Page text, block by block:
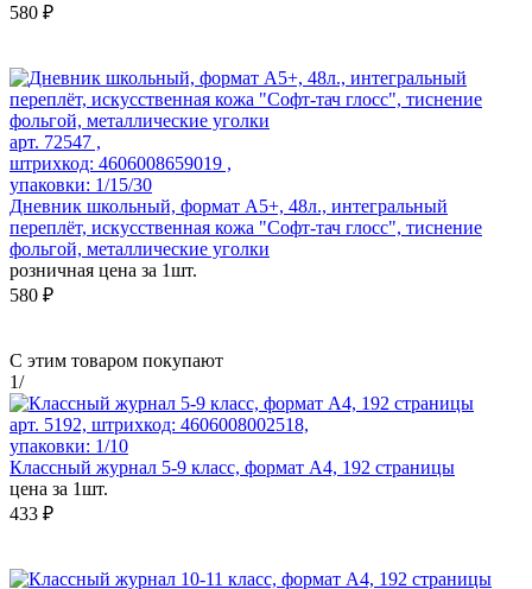
580 ₽
арт. 72547 ,
штрихкод: 4606008659019 ,
упаковки: 1/15/30
Дневник школьный, формат А5+, 48л., интегральный
переплёт, искусственная кожа "Софт-тач глосс", тиснение
фольгой, металлические уголки
розничная цена за 1шт.
580 ₽
С этим товаром покупают
1/
арт. 5192, штрихкод: 4606008002518,
упаковки: 1/10
Классный журнал 5-9 класс, формат А4, 192 страницы
цена за 1шт.
433 ₽